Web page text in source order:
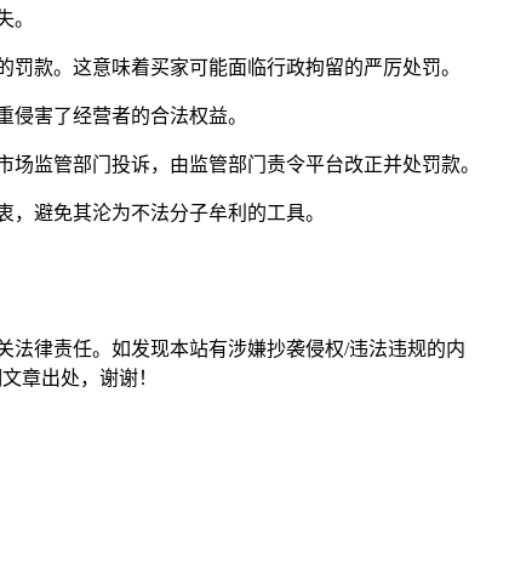
。
款。这意味着买家可能面临行政拘留的严厉处罚。
害了经营者的合法权益。
监管部门投诉，由监管部门责令平台改正并处罚款。
避免其沦为不法分子牟利的工具。
律责任。如发现本站有涉嫌抄袭侵权/违法违规的内
章出处，谢谢！